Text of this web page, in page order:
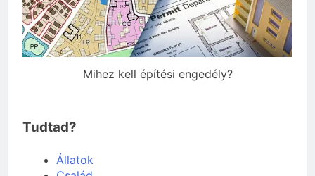
Mihez kell építési engedély?
Tudtad?
Állatok